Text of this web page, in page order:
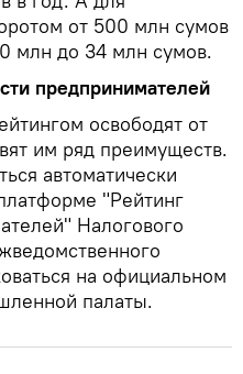
от 500 млн сумов
млн до 34 млн сумов.
предпринимателей
освободят от
им ряд преимуществ.
автоматически
"Рейтинг
Налогового
на официальном
палаты.